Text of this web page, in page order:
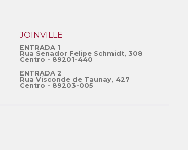
JOINVILLE
ENTRADA 1
Rua Senador Felipe Schmidt, 308
Centro - 89201-440
ENTRADA 2
Rua Visconde de Taunay, 427
Centro - 89203-005